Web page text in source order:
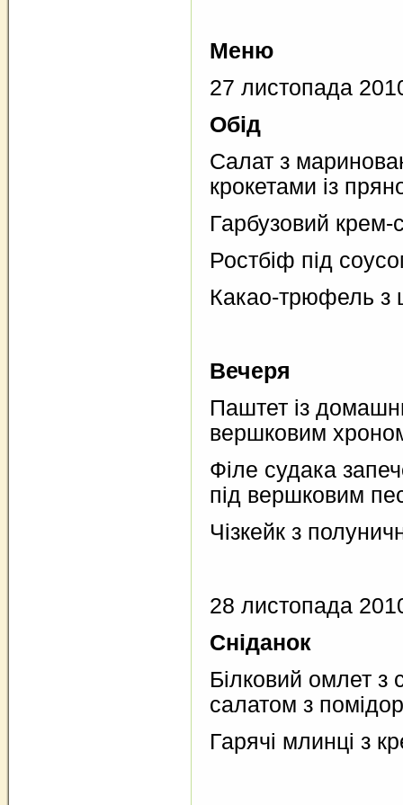
Меню
27 листопада
Обід
Салат з
крокетами із
Гарбузовий крем-
Ростбіф під
Какао-трюфель з
Вечеря
Паштет із
вершковим
Філе судака
під вершковим
Чізкейк з
28 листопада
Сніданок
Білковий омлет з
салатом з
Гарячі млинці з